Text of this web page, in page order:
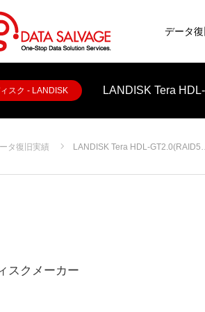
データ
スク - LANDISK LANDISK Tera
タ復旧実績 LANDISK Tera HDL-
スクメーカー